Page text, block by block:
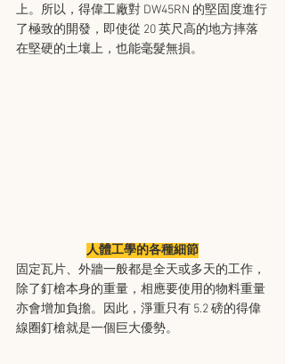
上。所以，得偉工廠對 DW45RN 的堅固度進行
了極致的開發，即使從 20 英尺高的地方摔落
在堅硬的土壤上，也能毫髮無損。
人體工學的各種細節
固定瓦片、外牆一般都是全天或多天的工作，
除了釘槍本身的重量，相應要使用的物料重量
亦會增加負擔。因此，淨重只有 5.2 磅的得偉
線圈釘槍就是一個巨大優勢。